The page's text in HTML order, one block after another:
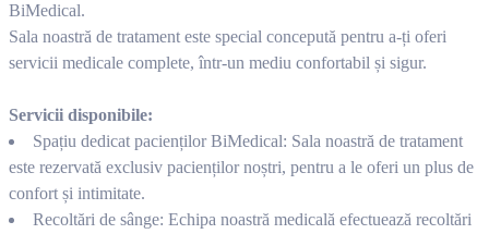
BiMedical.
Sala noastră de tratament este special concepută pentru a-ți oferi
servicii medicale complete, într-un mediu confortabil și sigur.
Servicii disponibile:
Spațiu dedicat pacienților BiMedical: Sala noastră de tratament
este rezervată exclusiv pacienților noștri, pentru a le oferi un plus de
confort și intimitate.
Recoltări de sânge: Echipa noastră medicală efectuează recoltări